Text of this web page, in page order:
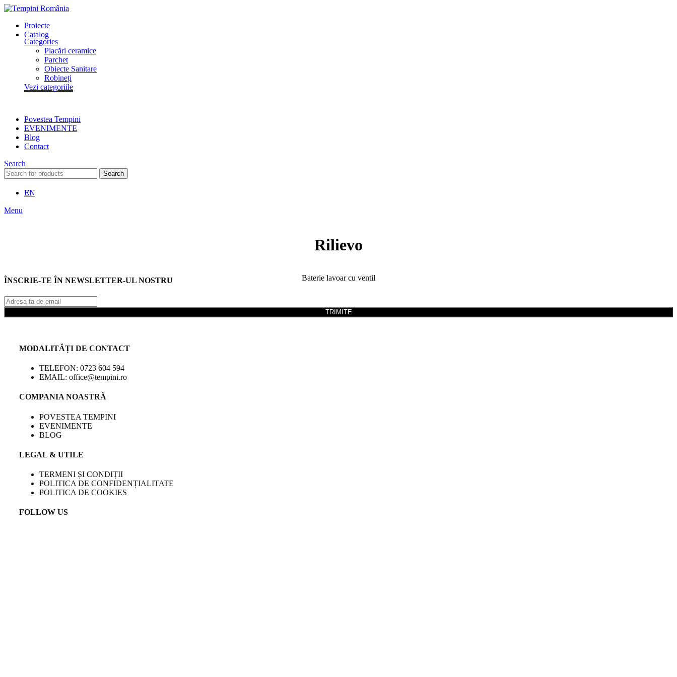
Proiecte
Catalog
Categories
Placări ceramice
Parchet
Obiecte Sanitare
Robineți
Vezi categoriile
Povestea Tempini
EVENIMENTE
Blog
Contact
Search
Search
EN
Menu
Rilievo
Baterie lavoar cu ventil
ÎNSCRIE-TE ÎN NEWSLETTER-UL NOSTRU
TRIMITE
MODALITĂȚI DE CONTACT
TELEFON: 0723 604 594
EMAIL: office@tempini.ro
COMPANIA NOASTRĂ
POVESTEA TEMPINI
EVENIMENTE
BLOG
LEGAL & UTILE
TERMENI ȘI CONDIȚII
POLITICA DE CONFIDENȚIALITATE
POLITICA DE COOKIES
FOLLOW US